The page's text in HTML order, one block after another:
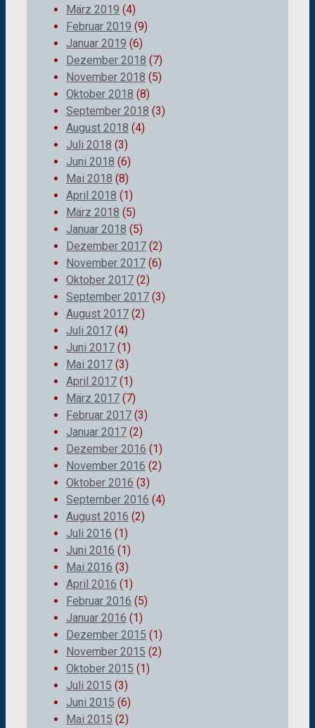
März 2019 (4)
Februar 2019 (9)
Januar 2019 (6)
Dezember 2018 (7)
November 2018 (5)
Oktober 2018 (8)
September 2018 (3)
August 2018 (4)
Juli 2018 (3)
Juni 2018 (6)
Mai 2018 (8)
April 2018 (1)
März 2018 (5)
Januar 2018 (5)
Dezember 2017 (2)
November 2017 (6)
Oktober 2017 (2)
September 2017 (3)
August 2017 (2)
Juli 2017 (4)
Juni 2017 (1)
Mai 2017 (3)
April 2017 (1)
März 2017 (7)
Februar 2017 (3)
Januar 2017 (2)
Dezember 2016 (1)
November 2016 (2)
Oktober 2016 (3)
September 2016 (4)
August 2016 (2)
Juli 2016 (1)
Juni 2016 (1)
Mai 2016 (3)
April 2016 (1)
Februar 2016 (5)
Januar 2016 (1)
Dezember 2015 (1)
November 2015 (2)
Oktober 2015 (1)
Juli 2015 (3)
Juni 2015 (6)
Mai 2015 (2)